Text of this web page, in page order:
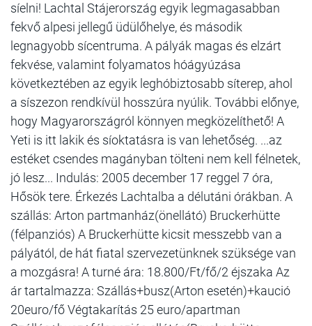
síelni! Lachtal Stájerország egyik legmagasabban
fekvő alpesi jellegű üdülőhelye, és második
legnagyobb sícentruma. A pályák magas és elzárt
fekvése, valamint folyamatos hóágyúzása
következtében az egyik leghóbiztosabb síterep, ahol
a síszezon rendkívül hosszúra nyúlik. További előnye,
hogy Magyarországról könnyen megközelíthető! A
Yeti is itt lakik és síoktatásra is van lehetőség. ...az
estéket csendes magányban tölteni nem kell félnetek,
jó lesz... Indulás: 2005 december 17 reggel 7 óra,
Hősök tere. Érkezés Lachtalba a délutáni órákban. A
szállás: Arton partmanház(önellátó) Bruckerhütte
(félpanziós) A Bruckerhütte kicsit messzebb van a
pályától, de hát fiatal szervezetünknek szüksége van
a mozgásra! A turné ára: 18.800/Ft/fő/2 éjszaka Az
ár tartalmazza: Szállás+busz(Arton esetén)+kaució
20euro/fő Végtakarítás 25 euro/apartman